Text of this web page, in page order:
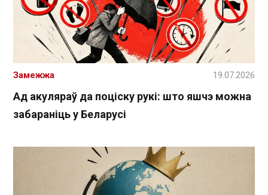
Ад акуляраў да поціску рукі: што яшчэ можна
забараніць у Беларусі
Замежжа 19.07.2026